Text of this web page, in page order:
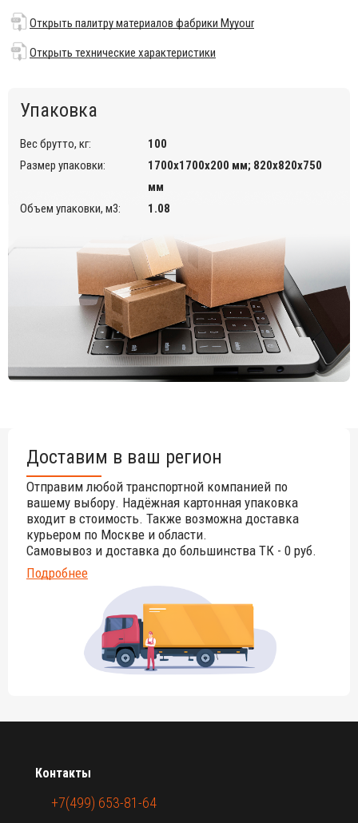
Возможные варианты цвета указаны в палитре на
сайте.
Открыть палитру материалов фабрики Myyour
Столешница выполнена из керамогранита толщиной 12
Подходит для использования на улице.
Открыть технические характеристики
Для уточнения всех возможных вариантов материала и
цвета данного изделия обращайтесь к нашим
Открыть палитру материалов фабрики Myyour
Открыть технические характеристики
Упаковка
Вес брутто, кг:
100
Размер упаковки:
1700х1700х200 мм; 820х820х750
мм
Объем упаковки, м3:
1.08
Доставим в ваш регион
Отправим любой транспортной компанией по
вашему выбору. Надёжная картонная упаковка
входит в стоимость. Также возможна доставка
курьером по Москве и области.
Самовывоз и доставка до большинства ТК - 0 руб.
Подробнее
Контакты
+7(499) 653-81-64